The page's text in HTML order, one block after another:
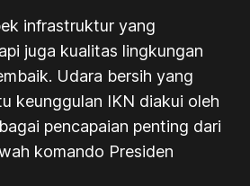
infrastruktur yang
juga kualitas lingkungan
Udara bersih yang
keunggulan IKN diakui oleh
pencapaian penting dari
komando Presiden